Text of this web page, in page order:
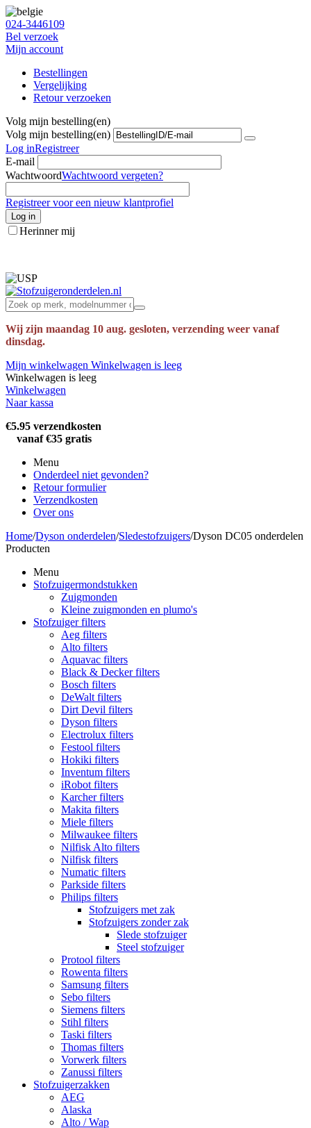
024-3446109
Bel verzoek
Mijn account
Bestellingen
Vergelijking
Retour verzoeken
Volg mijn bestelling(en)
Volg mijn bestelling(en)
Log inRegistreer
E-mail
WachtwoordWachtwoord vergeten?
Registreer voor een nieuw klantprofiel
Log in
Herinner mij
Wij zijn maandag 10 aug. gesloten, verzending weer vanaf
dinsdag.
Mijn winkelwagen Winkelwagen is leeg
Winkelwagen is leeg
Winkelwagen
Naar kassa
€5.95 verzendkosten
vanaf €35 gratis
Menu
Onderdeel niet gevonden?
Retour formulier
Verzendkosten
Over ons
Home/Dyson onderdelen/Sledestofzuigers/Dyson DC05 onderdelen
Producten
Menu
Stofzuigermondstukken
Zuigmonden
Kleine zuigmonden en plumo's
Stofzuiger filters
Aeg filters
Alto filters​
Aquavac filters
Black & Decker filters
Bosch filters
DeWalt filters
Dirt Devil filters
Dyson filters
Electrolux filters
Festool filters
Hokiki filters
Inventum filters
iRobot filters
Karcher filters
Makita filters
Miele filters
Milwaukee filters
Nilfisk Alto filters
Nilfisk filters
Numatic filters
Parkside filters
Philips filters
Stofzuigers met zak
Stofzuigers zonder zak
Slede stofzuiger
Steel stofzuiger
Protool filters
Rowenta filters
Samsung filters
Sebo filters
Siemens filters
Stihl filters
Taski filters
Thomas filters
Vorwerk filters
Zanussi filters
Stofzuigerzakken
AEG
Alaska
Alto / Wap